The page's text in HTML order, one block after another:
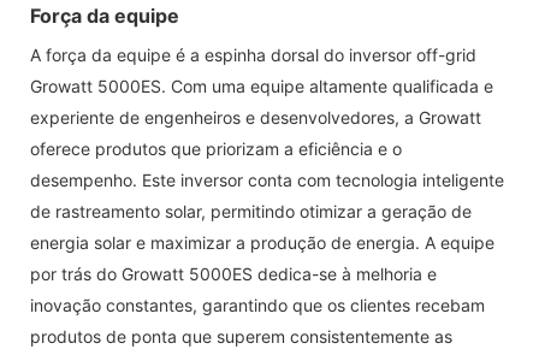
Força da equipe
A força da equipe é a espinha dorsal do inversor off-grid
Growatt 5000ES. Com uma equipe altamente qualificada e
experiente de engenheiros e desenvolvedores, a Growatt
oferece produtos que priorizam a eficiência e o
desempenho. Este inversor conta com tecnologia inteligente
de rastreamento solar, permitindo otimizar a geração de
energia solar e maximizar a produção de energia. A equipe
por trás do Growatt 5000ES dedica-se à melhoria e
inovação constantes, garantindo que os clientes recebam
produtos de ponta que superem consistentemente as